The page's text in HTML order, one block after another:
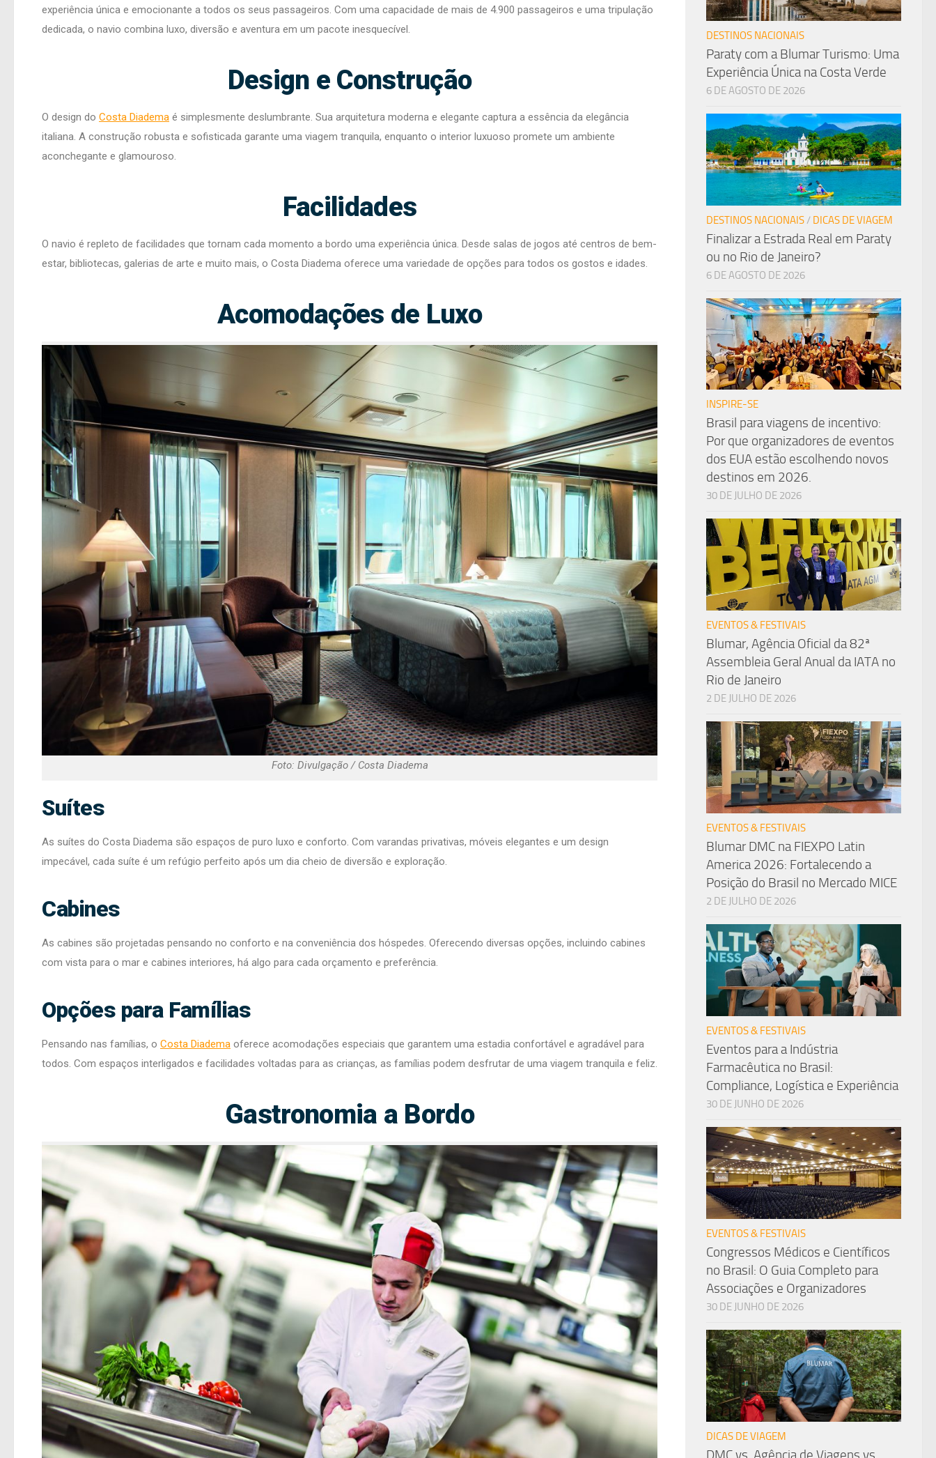
experiência única e emocionante a todos os seus passageiros. Com uma capacidade de mais de 4.900 passageiros e uma tripulação
dedicada, o navio combina luxo, diversão e aventura em um pacote inesquecível.
Design e Construção
O design do Costa Diadema é simplesmente deslumbrante. Sua arquitetura moderna e elegante captura a essência da elegância
italiana. A construção robusta e sofisticada garante uma viagem tranquila, enquanto o interior luxuoso promete um ambiente
aconchegante e glamouroso.
Facilidades
O navio é repleto de facilidades que tornam cada momento a bordo uma experiência única. Desde salas de jogos até centros de bem-
estar, bibliotecas, galerias de arte e muito mais, o Costa Diadema oferece uma variedade de opções para todos os gostos e idades.
Acomodações de Luxo
Foto: Divulgação / Costa Diadema
Suítes
As suítes do Costa Diadema são espaços de puro luxo e conforto. Com varandas privativas, móveis elegantes e um design
impecável, cada suíte é um refúgio perfeito após um dia cheio de diversão e exploração.
Cabines
As cabines são projetadas pensando no conforto e na conveniência dos hóspedes. Oferecendo diversas opções, incluindo cabines
com vista para o mar e cabines interiores, há algo para cada orçamento e preferência.
Opções para Famílias
Pensando nas famílias, o Costa Diadema oferece acomodações especiais que garantem uma estadia confortável e agradável para
todos. Com espaços interligados e facilidades voltadas para as crianças, as famílias podem desfrutar de uma viagem tranquila e feliz.
Gastronomia a Bordo
DESTINOS NACIONAIS
Paraty com a Blumar Turismo: Uma
Experiência Única na Costa Verde
6 DE AGOSTO DE 2026
DESTINOS NACIONAIS / DICAS DE VIAGEM
Finalizar a Estrada Real em Paraty
ou no Rio de Janeiro?
6 DE AGOSTO DE 2026
INSPIRE-SE
Brasil para viagens de incentivo:
Por que organizadores de eventos
dos EUA estão escolhendo novos
destinos em 2026.
30 DE JULHO DE 2026
EVENTOS & FESTIVAIS
Blumar, Agência Oficial da 82ª
Assembleia Geral Anual da IATA no
Rio de Janeiro
2 DE JULHO DE 2026
EVENTOS & FESTIVAIS
Blumar DMC na FIEXPO Latin
America 2026: Fortalecendo a
Posição do Brasil no Mercado MICE
2 DE JULHO DE 2026
EVENTOS & FESTIVAIS
Eventos para a Indústria
Farmacêutica no Brasil:
Compliance, Logística e Experiência
30 DE JUNHO DE 2026
EVENTOS & FESTIVAIS
Congressos Médicos e Científicos
no Brasil: O Guia Completo para
Associações e Organizadores
30 DE JUNHO DE 2026
DICAS DE VIAGEM